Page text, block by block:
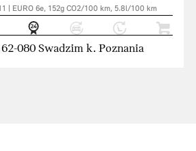
| EURO 6e, 152g CO2/100 km, 5.8l/100 km
080 Swadzim k. Poznania